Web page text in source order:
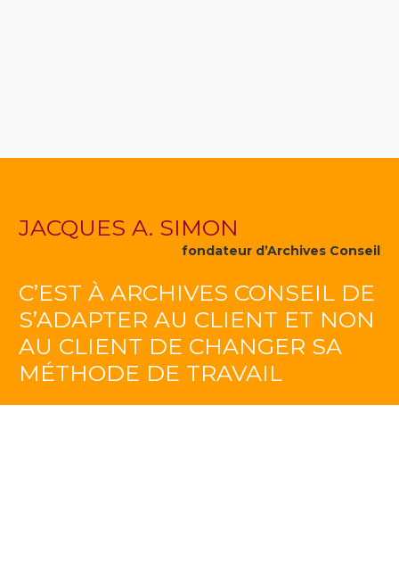
JACQUES A. SIMON
fondateur d’Archives Conseil
C’EST À ARCHIVES CONSEIL DE
S’ADAPTER AU CLIENT ET NON
AU CLIENT DE CHANGER SA
MÉTHODE DE TRAVAIL